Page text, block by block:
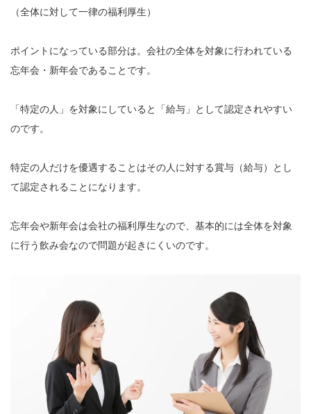
（全体に対して一律の福利厚生）
ポイントになっている部分は。会社の全体を対象に行われている
忘年会・新年会であることです。
「特定の人」を対象にしていると「給与」として認定されやすい
のです。
特定の人だけを優遇することはその人に対する賞与（給与）とし
て認定されることになります。
忘年会や新年会は会社の福利厚生なので、基本的には全体を対象
に行う飲み会なので問題が起きにくいのです。